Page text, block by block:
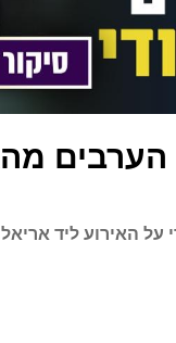
האירוע ליד